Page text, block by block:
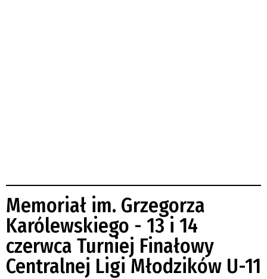
Memoriał im. Grzegorza
Karólewskiego - 13 i 14
czerwca Turniej Finałowy
Centralnej Ligi Młodzików U-11